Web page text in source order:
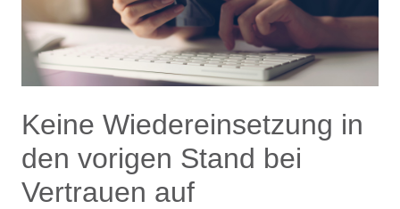
Keine Wiedereinsetzung in
den vorigen Stand bei
Vertrauen auf